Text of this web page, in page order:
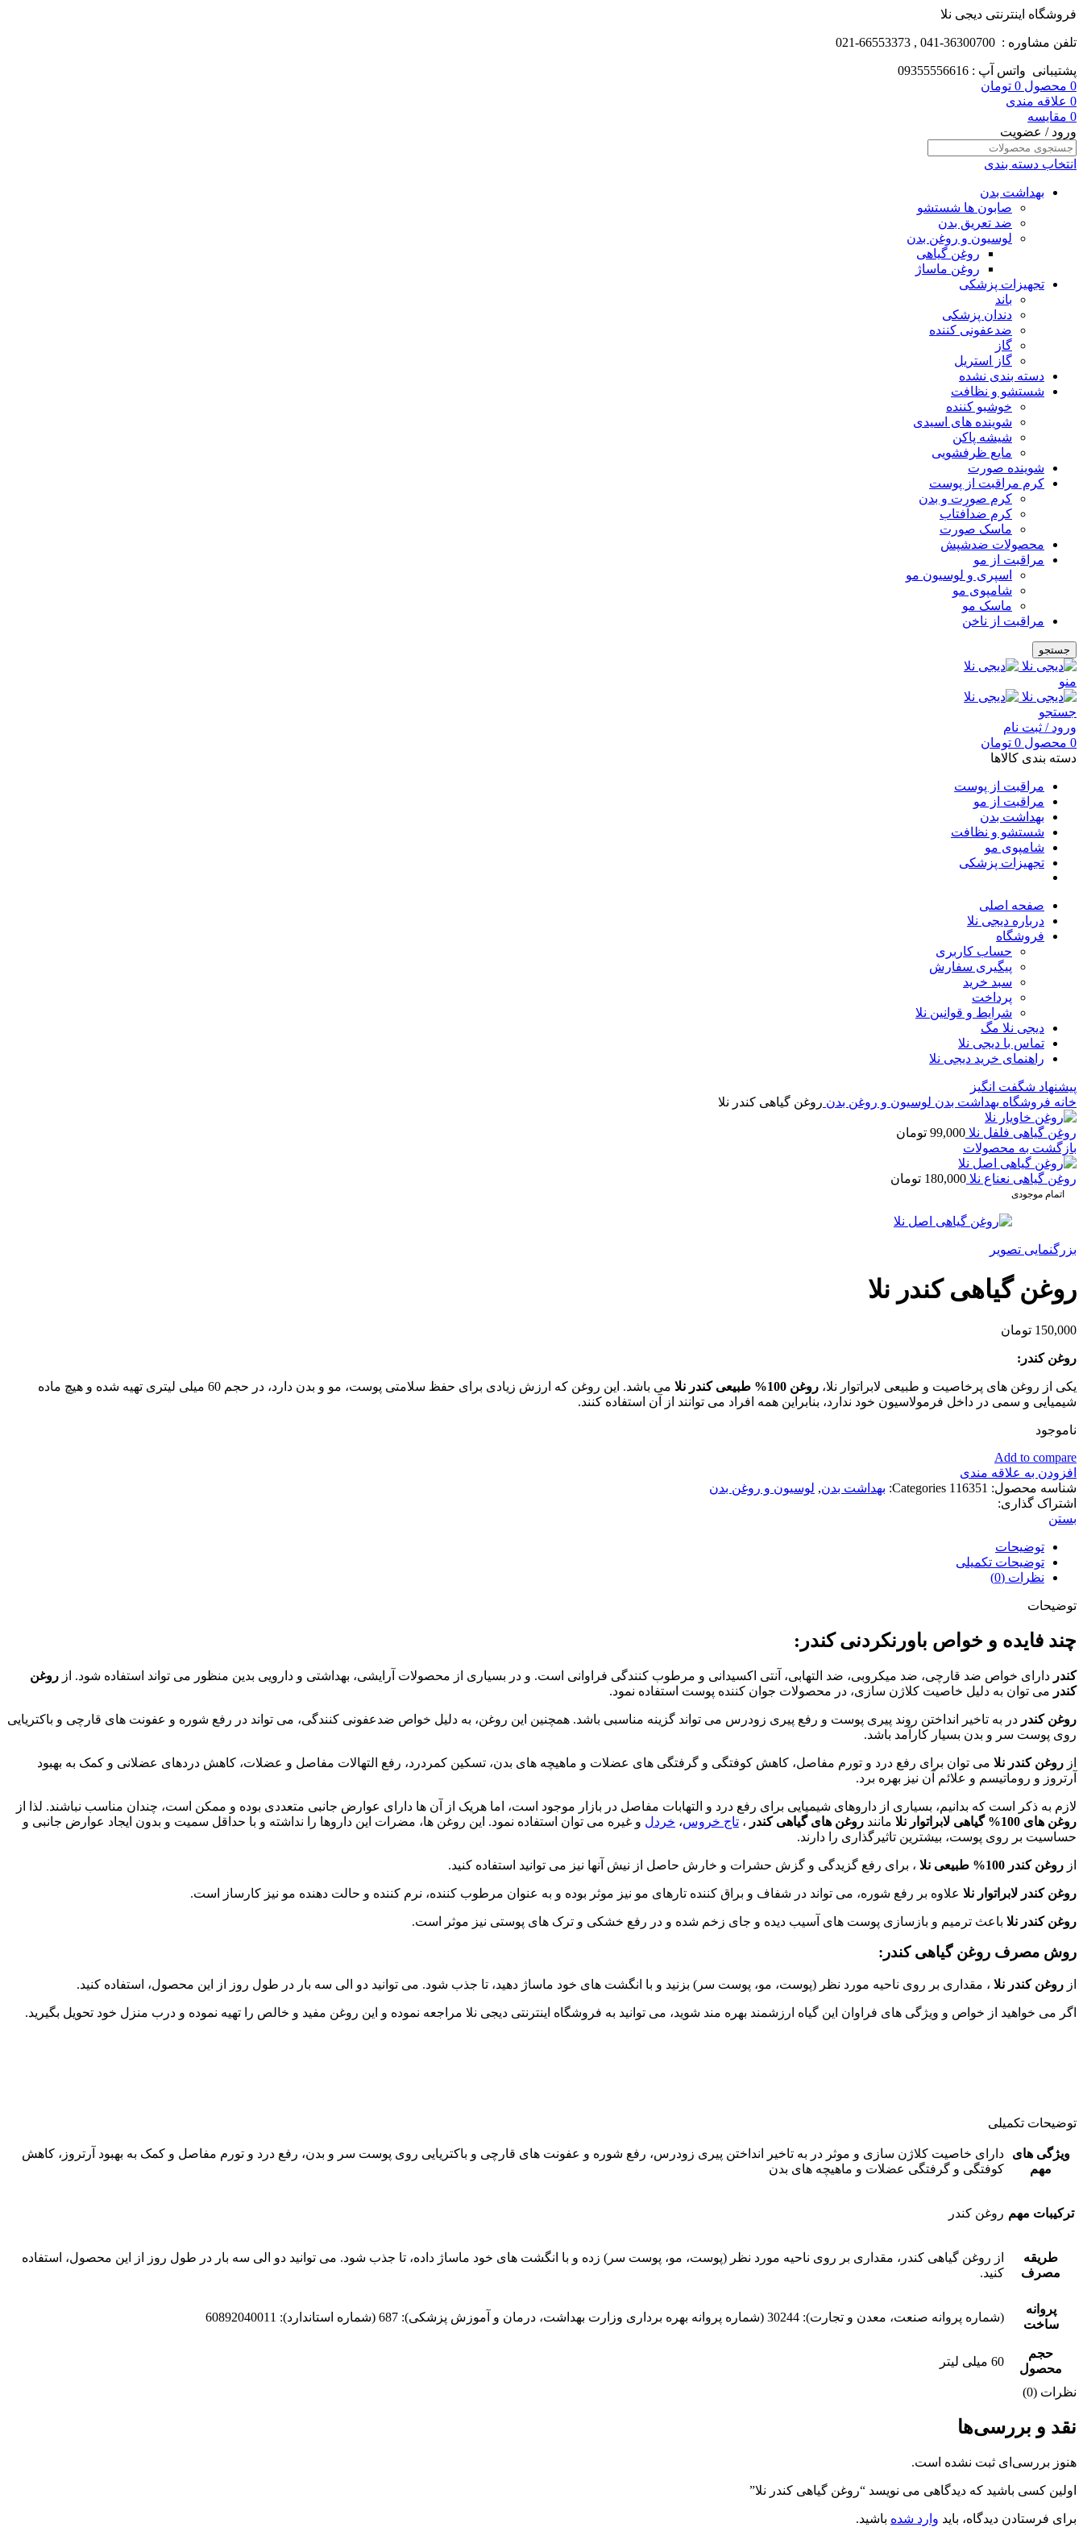
فروشگاه اینترنتی دیجی نلا
تلفن مشاوره : 36300700-041 , 66553373-021
پشتیبانی واتس آپ : 09355556616
0 محصول 0 تومان
0 علاقه مندی
0 مقایسه
ورود / عضویت
انتخاب دسته بندی
بهداشت بدن
صابون ها شستشو
ضد تعریق بدن
لوسیون و روغن بدن
روغن گیاهی
روغن ماساژ
تجهیزات پزشکی
باند
دندان پزشکی
ضدعفونی کننده
گاز
گاز استریل
دسته بندی نشده
شستشو و نظافت
خوشبو کننده
شوینده های اسیدی
شیشه پاکن
مایع ظرفشویی
شوینده صورت
کرم مراقبت از پوست
کرم صورت و بدن
کرم ضدآفتاب
ماسک صورت
محصولات ضدشپش
مراقبت از مو
اسپری و لوسیون مو
شامپوی مو
ماسک مو
مراقبت از ناخن
جستجو
منو
جستجو
ورود / ثبت نام
0 محصول 0 تومان
دسته بندی کالاها
مراقبت از پوست
مراقبت از مو
بهداشت بدن
شستشو و نظافت
شامپوی مو
تجهیزات پزشکی
صفحه اصلی
درباره دیجی نلا
فروشگاه
حساب کاربری
پیگیری سفارش
سبد خرید
پرداخت
شرایط و قوانین نلا
دیجی نلا مگ
تماس با دیجی نلا
راهنمای خرید دیجی نلا
پیشنهاد شگفت انگیز
خانه فروشگاه بهداشت بدن لوسیون و روغن بدن روغن گیاهی کندر نلا
روغن گیاهی فلفل نلا 99,000 تومان
بازگشت به محصولات
روغن گیاهی نعناع نلا 180,000 تومان
اتمام موجودی
بزرگنمایی تصویر
روغن گیاهی کندر نلا
150,000 تومان
روغن کندر:
یکی از روغن های پرخاصیت و طبیعی لابراتوار نلا، روغن 100% طبیعی کندر نلا
می باشد. این روغن که ارزش زیادی برای حفظ سلامتی پوست، مو و بدن دارد، در حجم 60 میلی لیتری تهیه شده و هیچ ماده
شیمیایی و سمی در داخل فرمولاسیون خود ندارد، بنابراین همه افراد می توانند از آن استفاده کنند.
ناموجود
Add to compare
افزودن به علاقه مندی
شناسه محصول: 116351
Categories: بهداشت بدن, لوسیون و روغن بدن
اشتراک گذاری:
بستن
توضیحات
توضیحات تکمیلی
نظرات (0)
توضیحات
چند فایده و خواص باورنکردنی کندر:
کندر دارای خواص ضد قارچی، ضد میکروبی، ضد التهابی، آنتی اکسیدانی و مرطوب کنندگی فراوانی است. و در بسیاری از محصولات آرایشی، بهداشتی و دارویی بدین منظور می تواند استفاده شود. از روغن
کندر می توان به دلیل خاصیت کلاژن سازی، در محصولات جوان کننده پوست استفاده نمود.
روغن کندر در به تاخیر انداختن روند پیری پوست و رفع پیری زودرس می تواند گزینه مناسبی باشد. همچنین این روغن، به دلیل خواص ضدعفونی کنندگی، می تواند در رفع شوره و عفونت های قارچی و باکتریایی
روی پوست سر و بدن بسیار کارآمد باشد.
از روغن کندر نلا می توان برای رفع درد و تورم مفاصل، کاهش کوفتگی و گرفتگی های عضلات و ماهیچه های بدن، تسکین کمردرد، رفع التهالات مفاصل و عضلات، کاهش دردهای عضلانی و کمک به بهبود
آرتروز و روماتیسم و علائم آن نیز بهره برد.
لازم به ذکر است که بدانیم، بسیاری از داروهای شیمیایی برای رفع درد و التهابات مفاصل در بازار موجود است، اما هریک از آن ها دارای عوارض جانبی متعددی بوده و ممکن است، چندان مناسب نباشند. لذا از
روغن های 100% گیاهی لابراتوار نلا
مانند روغن های گیاهی کندر ، تاج خروس، خردل و غیره می توان استفاده نمود. این روغن ها، مضرات این داروها را نداشته و با حداقل سمیت و بدون ایجاد عوارض جانبی و
حساسیت بر روی پوست، بیشترین تاثیرگذاری را دارند.
از روغن کندر 100% طبیعی نلا ، برای رفع گزیدگی و گزش حشرات و خارش حاصل از نیش آنها نیز می توانید استفاده کنید.
روغن کندر لابراتوار نلا علاوه بر رفع شوره، می تواند در شفاف و براق کننده تارهای مو نیز موثر بوده و به عنوان مرطوب کننده، نرم کننده و حالت دهنده مو نیز کارساز است.
روغن کندر نلا باعث ترمیم و بازسازی پوست های آسیب دیده و جای زخم شده و در رفع خشکی و ترک های پوستی نیز موثر است.
روش مصرف روغن گیاهی کندر:
از روغن کندر نلا ، مقداری بر روی ناحیه مورد نظر (پوست، مو، پوست سر) بزنید و با انگشت های خود ماساژ دهید، تا جذب شود. می توانید دو الی سه بار در طول روز از این محصول، استفاده کنید.
اگر می خواهید از خواص و ویژگی های فراوان این گیاه ارزشمند بهره مند شوید، می توانید به فروشگاه اینترنتی دیجی نلا مراجعه نموده و این روغن مفید و خالص را تهیه نموده و درب منزل خود تحویل بگیرید.
توضیحات تکمیلی
ویژگی های
مهم
دارای خاصیت کلاژن سازی و موثر در به تاخیر انداختن پیری زودرس، رفع شوره و عفونت های قارچی و باکتریایی روی پوست سر و بدن، رفع درد و تورم مفاصل و کمک به بهبود آرتروز، کاهش
کوفتگی و گرفتگی عضلات و ماهیچه های بدن
ترکیبات مهم روغن کندر
طریقه
مصرف
از روغن گیاهی کندر، مقداری بر روی ناحیه مورد نظر (پوست، مو، پوست سر) زده و با انگشت های خود ماساژ داده، تا جذب شود. می توانید دو الی سه بار در طول روز از این محصول، استفاده
کنید.
پروانه
ساخت
(شماره پروانه صنعت، معدن و تجارت): 30244 (شماره پروانه بهره برداری وزارت بهداشت، درمان و آموزش پزشکی): 687 (شماره استاندارد): 60892040011
حجم
محصول
60 میلی لیتر
نظرات (0)
نقد و بررسی‌ها
هنوز بررسی‌ای ثبت نشده است.
اولین کسی باشید که دیدگاهی می نویسد “روغن گیاهی کندر نلا”
برای فرستادن دیدگاه، باید وارد شده باشید.